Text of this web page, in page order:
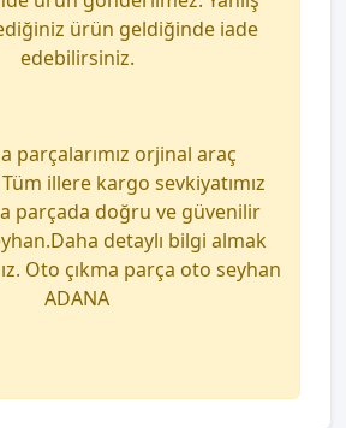
ürün geldiğinde iade
edebilirsiniz.
parçalarımız orjinal araç
illere kargo sevkiyatımız
parçada doğru ve güvenilir
detaylı bilgi almak
Oto çıkma parça oto seyhan
ADANA